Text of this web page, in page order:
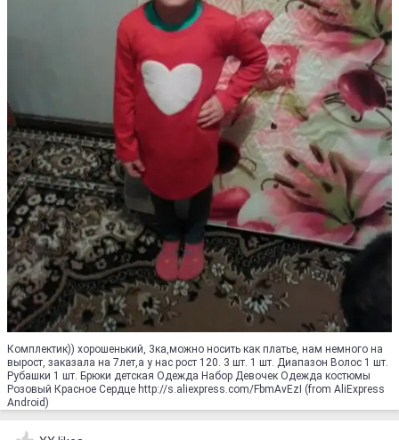
Комплектик)) хорошенький, 3ка,можно носить как платье, нам немного на
вырост, заказала на 7лет,а у нас рост 120. 3 шт. 1 шт. Диапазон Волос 1 шт.
Рубашки 1 шт. Брюки детская Одежда Набор Девочек Одежда костюмы
Розовый Красное Сердце http://s.aliexpress.com/FbmAvEzI (from AliExpress
Android)